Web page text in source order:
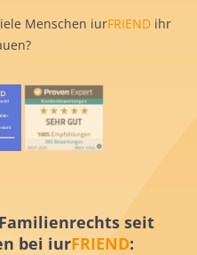
Menschen iurFRIEND ihr
seit
bei iurFRIEND: